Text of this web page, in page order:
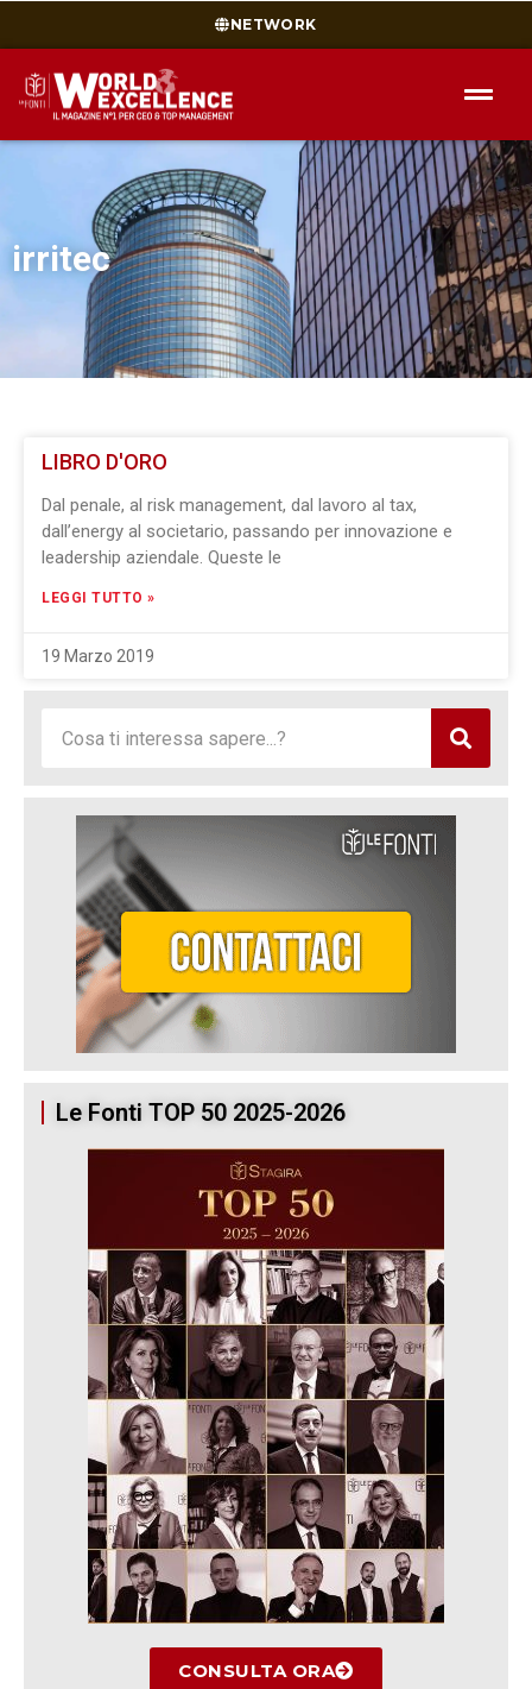
NETWORK
irritec
LIBRO D'ORO
Dal penale, al risk management, dal lavoro al tax,
dall’energy al societario, passando per innovazione e
leadership aziendale. Queste le
LEGGI TUTTO »
19 Marzo 2019
Le Fonti TOP 50 2025-2026
CONSULTA ORA